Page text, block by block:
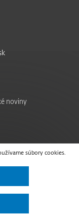
súbory cookies.
noviny